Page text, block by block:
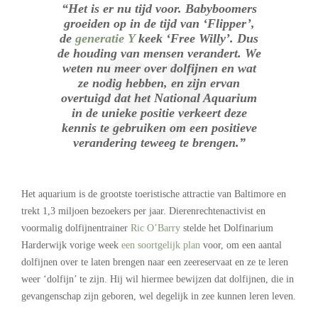
“Het is er nu tijd voor. Babyboomers
groeiden op in de tijd van ‘Flipper’,
de generatie Ykeek ‘Free Willy’. Dus
de houding van mensen verandert. We
weten nu meer over dolfijnen en wat
ze nodig hebben, en zijn ervan
overtuigd dat het National Aquarium
in de unieke positie verkeert deze
kennis te gebruiken om een positieve
verandering teweeg te brengen.”
Het aquarium is de grootste toeristische attractie van Baltimore en
trekt 1,3 miljoen bezoekers per jaar. Dierenrechtenactivist en
voormalig dolfijnentrainer Ric O’Barry stelde het Dolfinarium
Harderwijk vorige week een soortgelijk plan voor, om een aantal
dolfijnen over te laten brengen naar een zeereservaat en ze te leren
weer ‘dolfijn’ te zijn. Hij wil hiermee bewijzen dat dolfijnen, die in
gevangenschap zijn geboren, wel degelijk in zee kunnen leren leven.